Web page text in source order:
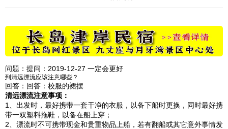
问题： 提问：2019-12-27 一定会更好
到清远漂流应该注意哪些？
回答： 回答：校服的裙摆
清远漂流注意事项：
1、出发时，最好携带一套干净的衣服，以备下船时更换，同时最好携
带一双塑料拖鞋，以备在船上穿；
2、漂流时不可携带现金和贵重物品上船，若有翻船或其它意外事情发